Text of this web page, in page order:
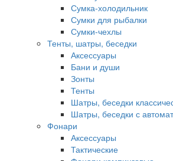
Сумка-холодильник
Сумки для рыбалки
Сумки-чехлы
Тенты, шатры, беседки
Аксессуары
Бани и души
Зонты
Тенты
Шатры, беседки
Шатры, беседки с
Фонари
Аксессуары
Тактические